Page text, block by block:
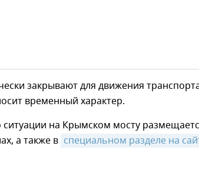
закрывают для движения
временный характер.
на Крымском мосту
а также в специальном разделе на